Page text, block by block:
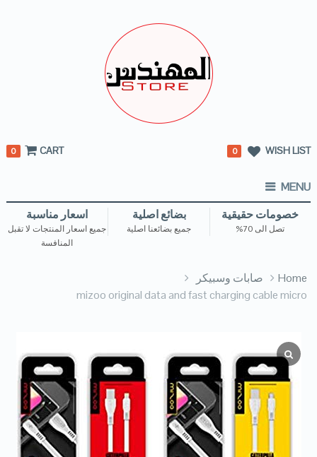
WISH LIST
0
CART
0
MENU
خصومات حقيقية
تصل الى 70%
بضائع اصلية
جميع بضائعنا اصلية
اسعار مناسبة
جميع اسعار المنتجات لا تقبل
المنافسة
Home
صابات وسبيكر
mizoo original data and fast charging cable micro